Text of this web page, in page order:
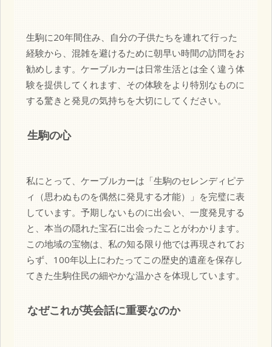
生駒に20年間住み、自分の子供たちを連れて行った
経験から、混雑を避けるために朝早い時間の訪問をお
勧めします。ケーブルカーは日常生活とは全く違う体
験を提供してくれます、その体験をより特別なものに
する驚きと発見の気持ちを大切にしてください。
生駒の心
私にとって、ケーブルカーは「生駒のセレンディピテ
ィ（思わぬものを偶然に発見する才能）」を完璧に表
しています。予期しないものに出会い、一度発見する
と、本当の隠れた宝石に出会ったことがわかります。
この地域の宝物は、私の知る限り他では再現されてお
らず、100年以上にわたってこの歴史的遺産を保存し
てきた生駒住民の細やかな温かさを体現しています。
なぜこれが英会話に重要なのか